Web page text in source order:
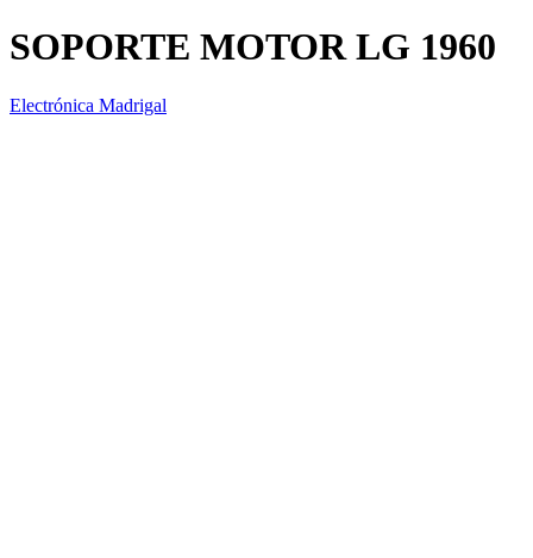
SOPORTE MOTOR LG 1960
Electrónica Madrigal